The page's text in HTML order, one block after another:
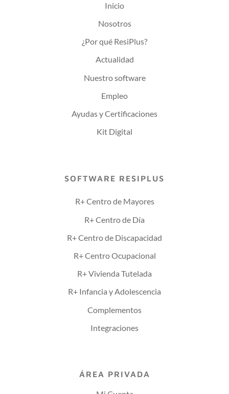
Inicio
Nosotros
¿Por qué ResiPlus?
Actualidad
Nuestro software
Empleo
Ayudas y Certificaciones
Kit Digital
SOFTWARE RESIPLUS
R+ Centro de Mayores
R+ Centro de Día
R+ Centro de Discapacidad
R+ Centro Ocupacional
R+ Vivienda Tutelada
R+ Infancia y Adolescencia
Complementos
Integraciones
ÁREA PRIVADA